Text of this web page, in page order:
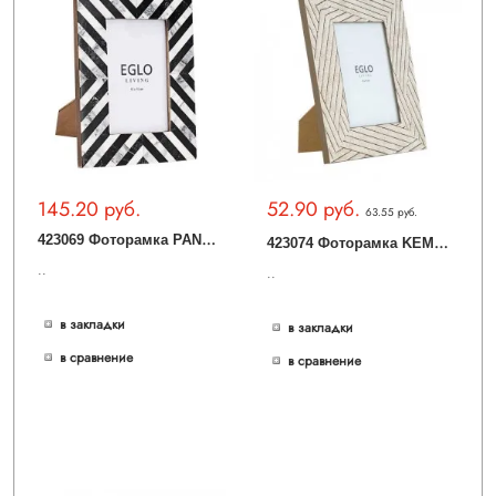
145.20 руб.
4
23069 Фоторамка PANAON, L215, B15, H165, пластик, стекло, черный, белый
..
в закладки
в сравнение
52.90 руб. 63.55 руб.
4
23074 Фоторамка KEMAYAN, L170, B15, H220, пластик, стекло, бежевый
..
в закладки
в сравнение